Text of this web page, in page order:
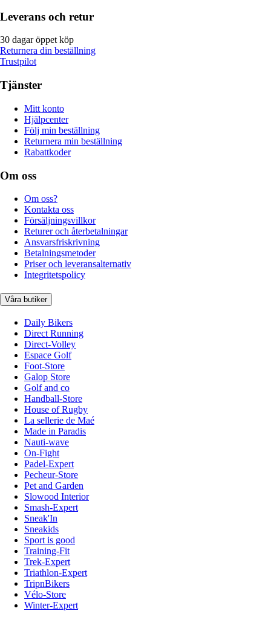
Leverans och retur
30 dagar öppet köp
Returnera din beställning
Trustpilot
Tjänster
Mitt konto
Hjälpcenter
Följ min beställning
Returnera min beställning
Rabattkoder
Om oss
Om oss?
Kontakta oss
Försäljningsvillkor
Returer och återbetalningar
Ansvarsfriskrivning
Betalningsmetoder
Priser och leveransalternativ
Integritetspolicy
Våra butiker
Daily Bikers
Direct Running
Direct-Volley
Espace Golf
Foot-Store
Galop Store
Golf and co
Handball-Store
House of Rugby
La sellerie de Maé
Made in Paradis
Nauti-wave
On-Fight
Padel-Expert
Pecheur-Store
Pet and Garden
Slowood Interior
Smash-Expert
Sneak'In
Sneakids
Sport is good
Training-Fit
Trek-Expert
Triathlon-Expert
TripnBikers
Vélo-Store
Winter-Expert